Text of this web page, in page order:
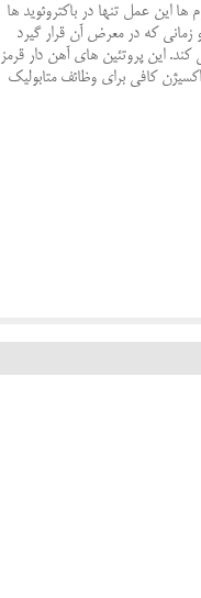
ها این عمل تنها در باکتروئوید ها
زمانی که در معرض آن قرار گیرد
این پروتئین های آهن دار قرمز
اکسیژن کافی برای وظائف متابولیک